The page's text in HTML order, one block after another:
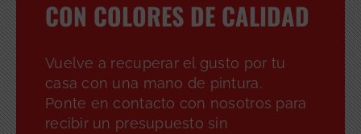
CON COLORES DE CALIDAD
Vuelve a recuperar el gusto por tu
casa con una mano de pintura.
Ponte en contacto con nosotros para
recibir un presupuesto sin